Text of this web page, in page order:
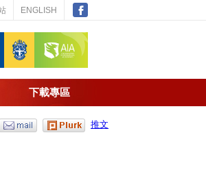
ENGLISH
下載專區
推文